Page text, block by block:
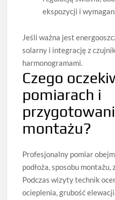
ekspozycji i
Jeśli ważna jest
solarny i integrację z
harmonogramami.
Czego
pomiarach i
montażu?
Profesjonalny pomiar
podłoża, sposobu
Podczas wizyty technik
ocieplenia, grubość